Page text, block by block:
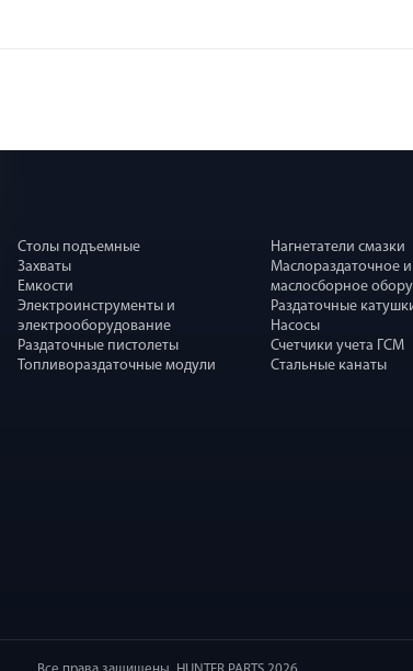
Столы подъемные
Захваты
Емкости
Электроинструменты и
электрооборудование
Раздаточные пистолеты
Топливораздаточные модули
Нагнетатели смазки
Маслораздаточное и
маслосборное
Раздаточные
Насосы
Счетчики учета ГСМ
Стальные канаты